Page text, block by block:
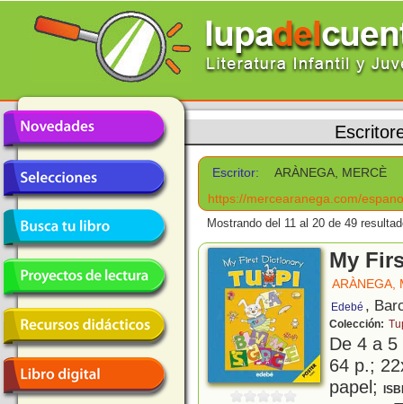
Escritor:
ARÀNEGA, MERCÈ
https://mercearanega.com/
Mostrando del 11 al 20 de 49
My
ARÀNEGA,
Edebé ,
Colección:
De 4 a
64 p.;
papel;